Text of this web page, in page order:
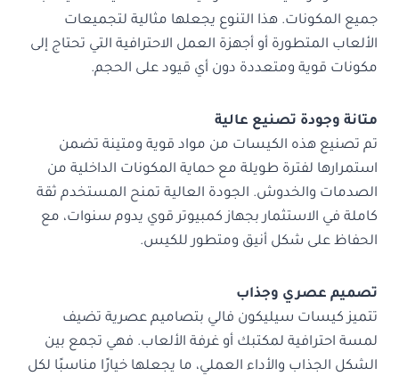
جميع المكونات. هذا التنوع يجعلها مثالية لتجميعات
الألعاب المتطورة أو أجهزة العمل الاحترافية التي تحتاج إلى
مكونات قوية ومتعددة دون أي قيود على الحجم.
متانة وجودة تصنيع عالية
تم تصنيع هذه الكيسات من مواد قوية ومتينة تضمن
استمرارها لفترة طويلة مع حماية المكونات الداخلية من
الصدمات والخدوش. الجودة العالية تمنح المستخدم ثقة
كاملة في الاستثمار بجهاز كمبيوتر قوي يدوم سنوات، مع
الحفاظ على شكل أنيق ومتطور للكيس.
تصميم عصري وجذاب
تتميز كيسات سيليكون فالي بتصاميم عصرية تضيف
لمسة احترافية لمكتبك أو غرفة الألعاب. فهي تجمع بين
الشكل الجذاب والأداء العملي، ما يجعلها خيارًا مناسبًا لكل